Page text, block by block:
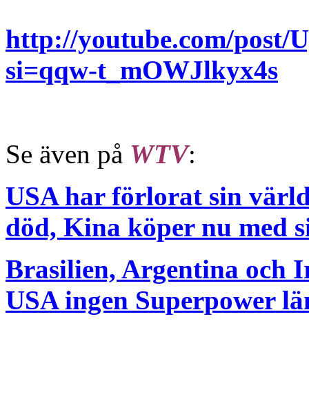
http://youtube.com/post/
si=qqw-t_mOWJlkyx4s
Se även på WTV:
USA har förlorat sin
död, Kina köper nu med
Brasilien, Argentina och
USA ingen Superpower